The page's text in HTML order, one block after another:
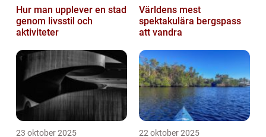
Hur man upplever en stad
genom livsstil och
aktiviteter
Världens mest
spektakulära bergspass
att vandra
23 oktober 2025 22 oktober 2025